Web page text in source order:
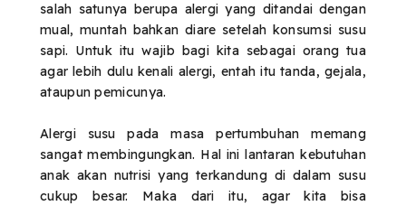
salah satunya berupa alergi yang ditandai dengan
mual, muntah bahkan diare setelah konsumsi susu
sapi. Untuk itu wajib bagi kita sebagai orang tua
agar lebih dulu kenali alergi, entah itu tanda, gejala,
ataupun pemicunya.
Alergi susu pada masa pertumbuhan memang
sangat membingungkan. Hal ini lantaran kebutuhan
anak akan nutrisi yang terkandung di dalam susu
cukup besar. Maka dari itu, agar kita bisa